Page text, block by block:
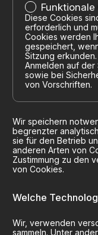
Funktionale
Diese Cookies
erforderlich und
Cookies werden
gespeichert,
Sitzung
Anmelden auf der
sowie bei
von Vorschriften.
Wir speichern
begrenzter
sie für den Betrieb
anderen Arten von
Zustimmung zu den
von Cookies.
Welche
Wir, verwenden
sammeln. Unter